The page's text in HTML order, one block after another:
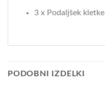
3 x Podaljšek kletke
PODOBNI IZDELKI